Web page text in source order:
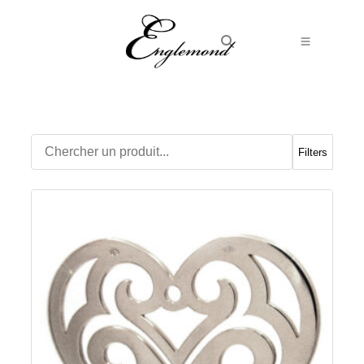
Boucles d’Oreilles
Boutons de manchette
Colliers
Médailles
Pendentifs
Adamas
Filters